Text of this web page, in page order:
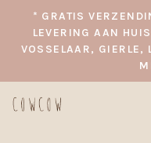
* GRATIS
LEVERING AAN
VOSSELAAR, GIERLE,